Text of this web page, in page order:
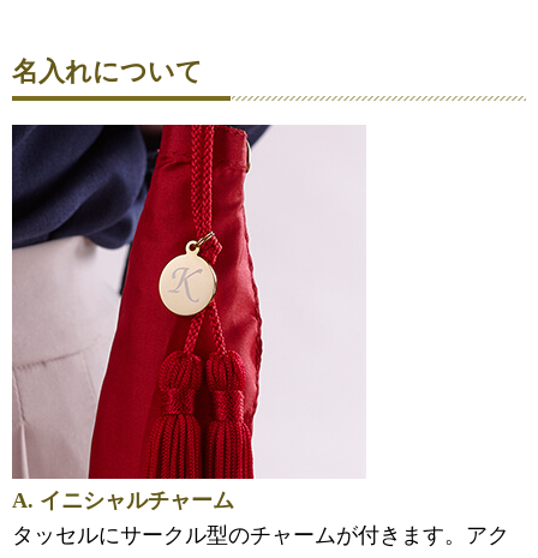
名入れについて
A. イニシャルチャーム
タッセルにサークル型のチャームが付きます。アク